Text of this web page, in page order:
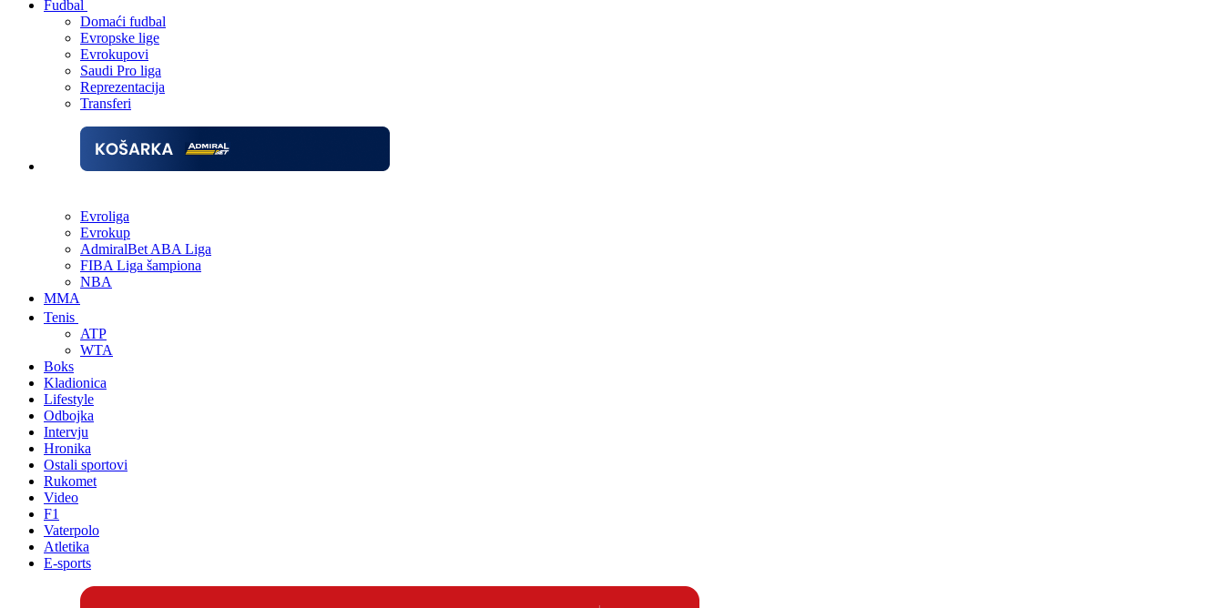
Fudbal
Domaći fudbal
Evropske lige
Evrokupovi
Saudi Pro liga
Reprezentacija
Transferi
Evroliga
Evrokup
AdmiralBet ABA Liga
FIBA Liga šampiona
NBA
MMA
Tenis
ATP
WTA
Boks
Kladionica
Lifestyle
Odbojka
Intervju
Hronika
Ostali sportovi
Rukomet
Video
F1
Vaterpolo
Atletika
E-sports